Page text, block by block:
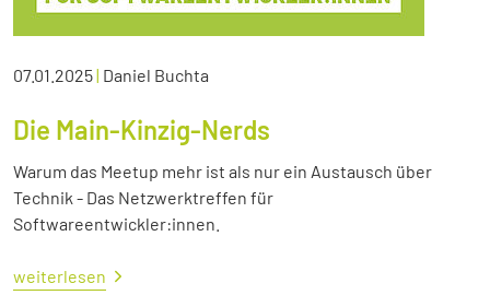
07.01.2025| Daniel Buchta
Die Main-Kinzig-Nerds
Warum das Meetup mehr ist als nur ein Austausch über
Technik - Das Netzwerktreffen für
Softwareentwickler:innen.
weiterlesen